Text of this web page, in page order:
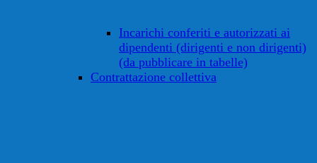
Incarichi conferiti e autorizzati ai
dipendenti (dirigenti e non dirigenti)
(da pubblicare in tabelle)
Contrattazione collettiva